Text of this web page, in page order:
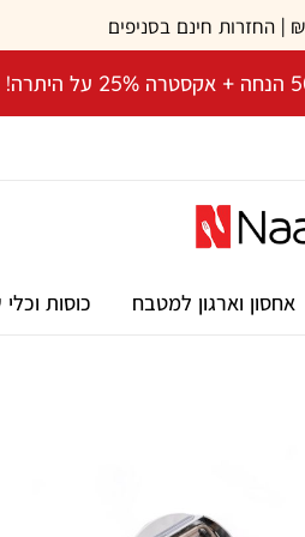
אחסון וארגון למטבח כוסות